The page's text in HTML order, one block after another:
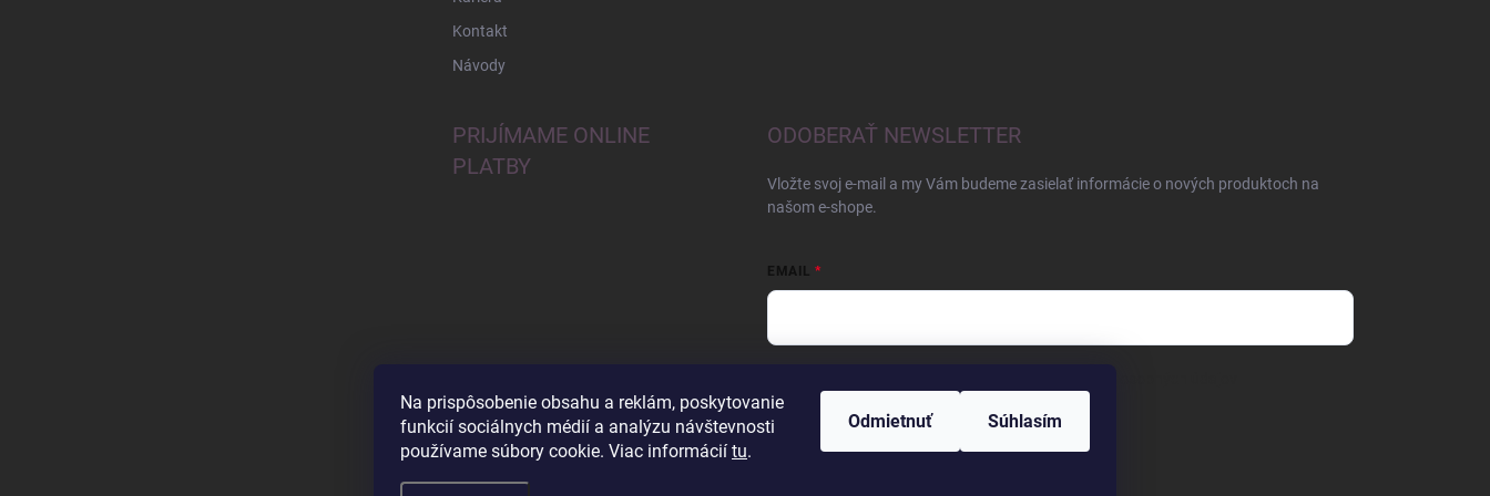
Na prispôsobenie obsahu a reklám, poskytovanie
funkcií sociálnych médií a analýzu návštevnosti
používame súbory cookie. Viac informácií tu.
Odmietnuť Súhlasím
Kontakt
Návody
PRIJÍMAME ONLINE
PLATBY
ODOBERAŤ NEWSLETTER
Vložte svoj e-mail a my Vám budeme zasielať informácie o nových produktoch na
našom e-shope.
EMAIL
Prihlásiť sa